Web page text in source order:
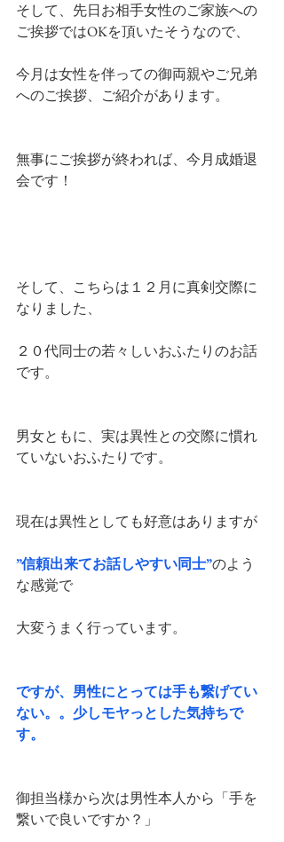
そして、先日お相手女性のご家族への
ご挨拶ではOKを頂いたそうなので、
今月は女性を伴っての御両親やご兄弟
へのご挨拶、ご紹介があります。
無事にご挨拶が終われば、今月成婚退
会です！
そして、こちらは１２月に真剣交際に
なりました、
２０代同士の若々しいおふたりのお話
です。
男女ともに、実は異性との交際に慣れ
ていないおふたりです。
現在は異性としても好意はありますが
”信頼出来てお話しやすい同士”のよう
な感覚で
大変うまく行っています。
ですが、男性にとっては手も繋げてい
ない。。少しモヤっとした気持ちで
す。
御担当様から次は男性本人から「手を
繋いで良いですか？」